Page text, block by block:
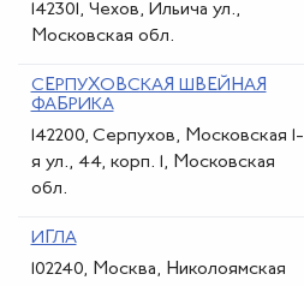
142301, Чехов, Ильича ул.,
Московская обл.
СЕРПУХОВСКАЯ ШВЕЙНАЯ
ФАБРИКА
142200, Серпухов, Московская 1-
я ул., 44, корп. 1, Московская
обл.
ИГЛА
102240, Москва, Николоямская